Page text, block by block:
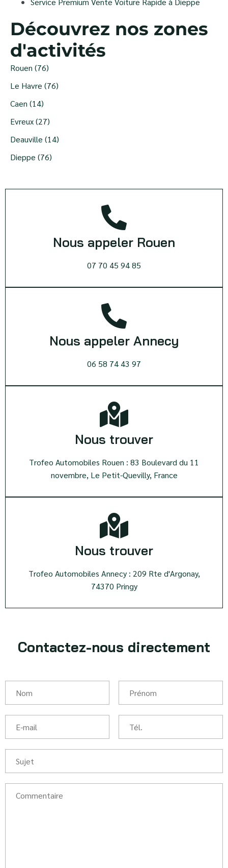
Découvrez nos zones
d'activités
Rouen (76)
Le Havre (76)
Caen (14)
Evreux (27)
Deauville (14)
Dieppe (76)
Nous appeler Rouen
07 70 45 94 85
Nous appeler Annecy
06 58 74 43 97
Nous trouver
Trofeo Automobiles Rouen : 83 Boulevard du 11
novembre, Le Petit-Quevilly, France
Nous trouver
Trofeo Automobiles Annecy : 209 Rte d'Argonay,
74370 Pringy
Contactez-nous directement